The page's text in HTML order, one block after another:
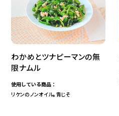
わかめとツナピーマンの無
限ナムル
使用している商品：
リケンのノンオイル® 青じそ